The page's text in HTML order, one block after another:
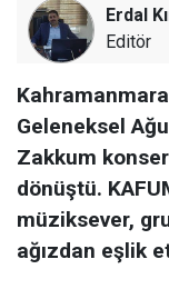
Erdal
Editör
Geleneksel
Zakkum
dönüştü.
müziksever,
ağızdan eşlik